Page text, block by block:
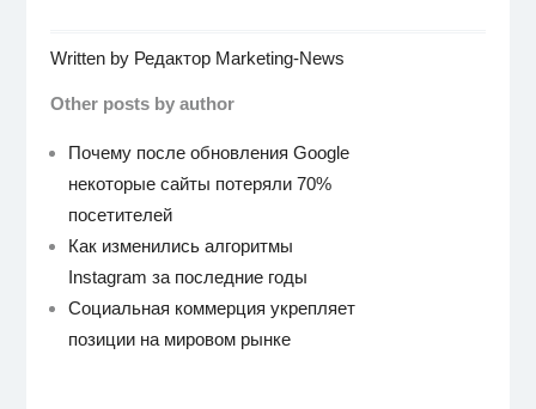
Written by Редактор Marketing-News
Other posts by author
Почему после обновления Google
некоторые сайты потеряли 70%
посетителей
Как изменились алгоритмы
Instagram за последние годы
Социальная коммерция укрепляет
позиции на мировом рынке